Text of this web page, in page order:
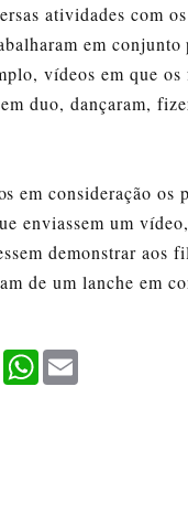
atividades com
em
vídeos em que
duo, dançaram,
em consideração os
enviassem um
demonstrar aos
de um lanche em
X WhatsApp